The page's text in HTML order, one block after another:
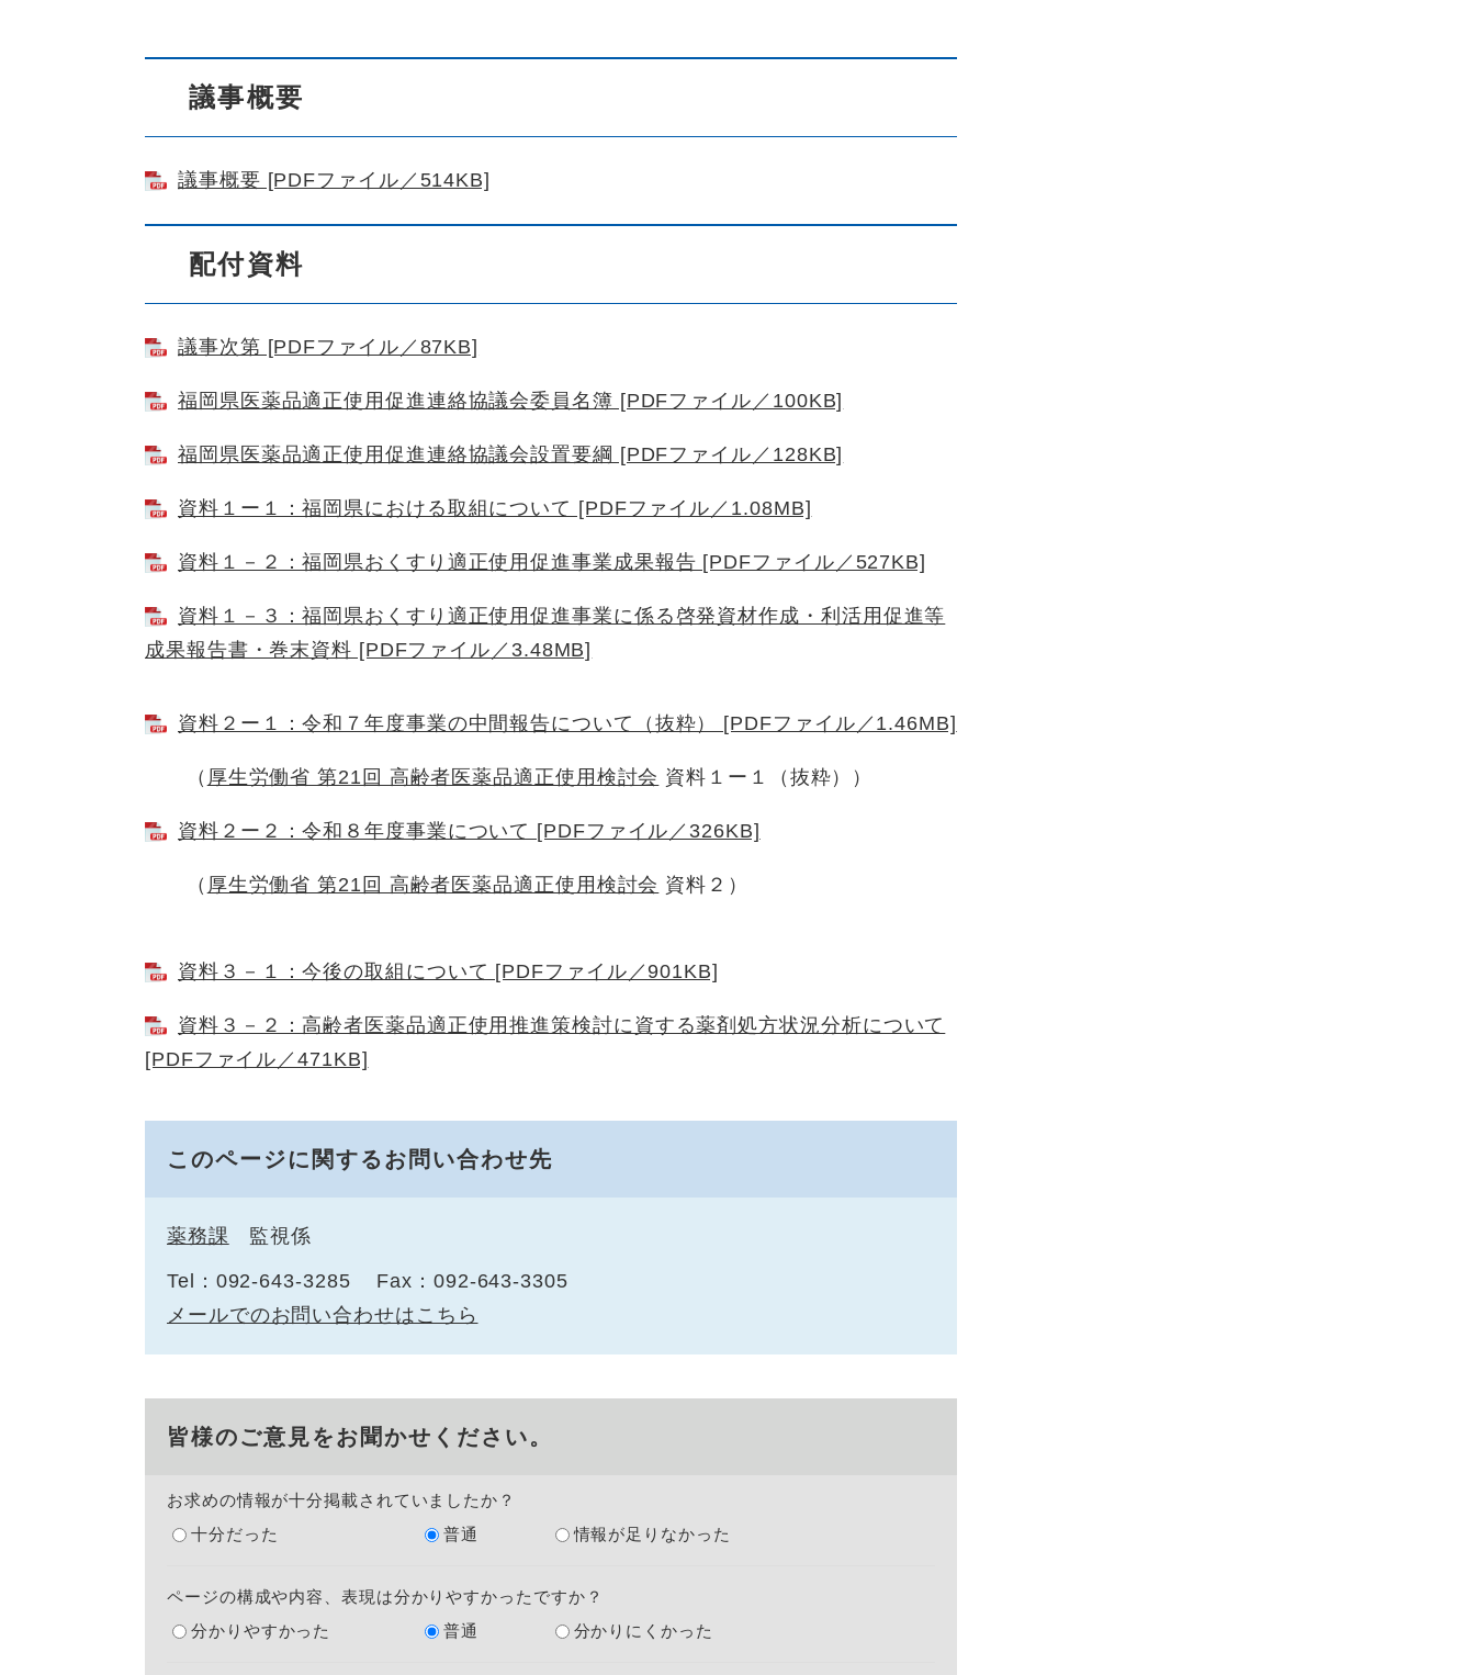
議事概要
議事概要 [PDFファイル／514KB]
配付資料
議事次第 [PDFファイル／87KB]
福岡県医薬品適正使用促進連絡協議会委員名簿 [PDFファイル／100KB]
福岡県医薬品適正使用促進連絡協議会設置要綱 [PDFファイル／128KB]
資料１ー１：福岡県における取組について [PDFファイル／1.08MB]
資料１－２：福岡県おくすり適正使用促進事業成果報告 [PDFファイル／527KB]
資料１－３：福岡県おくすり適正使用促進事業に係る啓発資材作成・利活用促進等
成果報告書・巻末資料 [PDFファイル／3.48MB]
資料２ー１：令和７年度事業の中間報告について（抜粋） [PDFファイル／1.46MB]
（ 厚生労働省 第21回 高齢者医薬品適正使用検討会 資料１ー１（抜粋））
資料２ー２：令和８年度事業について [PDFファイル／326KB]
（ 厚生労働省 第21回 高齢者医薬品適正使用検討会 資料２）
資料３－１：今後の取組について [PDFファイル／901KB]
資料３－２：高齢者医薬品適正使用推進策検討に資する薬剤処方状況分析について
[PDFファイル／471KB]
このページに関するお問い合わせ先
薬務課 監視係
Tel：092-643-3285
Fax：092-643-3305
メールでのお問い合わせはこちら
皆様のご意見をお聞かせください。
お求めの情報が十分掲載されていましたか？
十分だった
普通 情報が足りなかった
ページの構成や内容、表現は分かりやすかったですか？
分かりやすかった
普通 分かりにくかった